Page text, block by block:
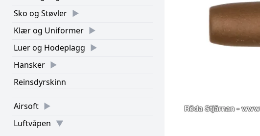
Sko og Støvler
Klær og Uniformer
Luer og Hodeplagg
Hansker
Reinsdyrskinn
Airsoft
Luftvåpen